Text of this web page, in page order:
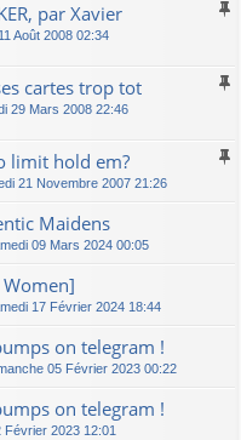
par Xavier
11 Août 2008 02:34
cartes trop tot
29 Mars 2008 22:46
limit hold em?
21 Novembre 2007 21:26
Maidens
09 Mars 2024 00:05
17 Février 2024 18:44
on telegram !
05 Février 2023 00:22
on telegram !
Février 2023 12:01